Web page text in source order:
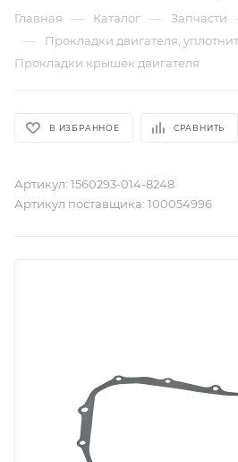
Главная — Каталог — Запчасти
— Прокладки двигателя,
Прокладки крышек двигателя
В ИЗБРАННОЕ СРАВНИТЬ
Артикул: 1560293-014-8248
Артикул поставщика: 100054996